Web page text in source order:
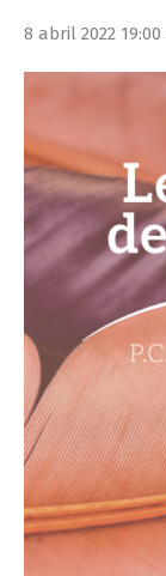
8 abril 2022 19:00